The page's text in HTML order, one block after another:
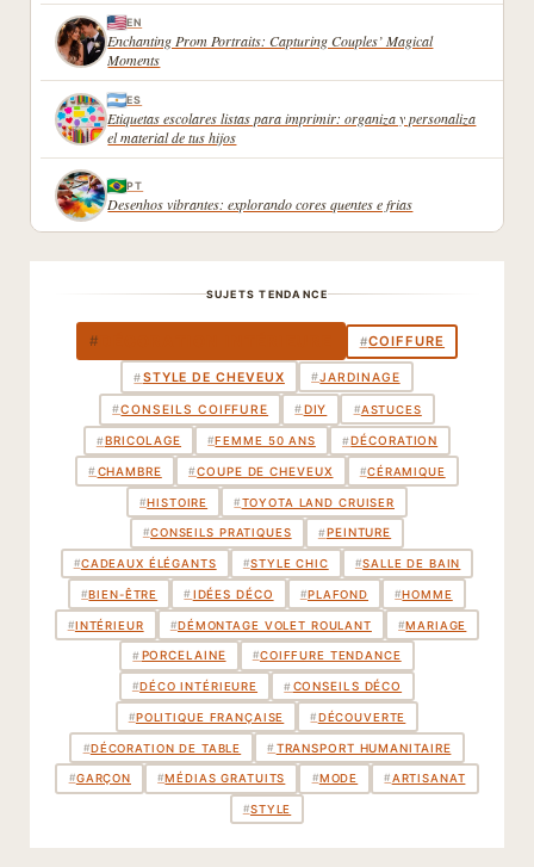
EN
Enchanting Prom Portraits: Capturing Couples’ Magical
Moments
ES
Etiquetas escolares listas para imprimir: organiza y personaliza
el material de tus hijos
PT
Desenhos vibrantes: explorando cores quentes e frias
SUJETS TENDANCE
# #COIFFURE
#STYLE DE CHEVEUX #JARDINAGE
#CONSEILS COIFFURE #DIY #ASTUCES
#BRICOLAGE #FEMME 50 ANS #DÉCORATION
#CHAMBRE #COUPE DE CHEVEUX #CÉRAMIQUE
#HISTOIRE # TOYOTA LAND CRUISER
#CONSEILS PRATIQUES #PEINTURE
#CADEAUX ÉLÉGANTS #STYLE CHIC #SALLE DE BAIN
#BIEN-ÊTRE #IDÉES DÉCO #PLAFOND #HOMME
#INTÉRIEUR #DÉMONTAGE VOLET ROULANT #MARIAGE
#PORCELAINE #COIFFURE TENDANCE
#DÉCO INTÉRIEURE #CONSEILS DÉCO
#POLITIQUE FRANÇAISE # DÉCOUVERTE
#DÉCORATION DE TABLE #TRANSPORT HUMANITAIRE
#GARÇON #MÉDIAS GRATUITS #MODE # ARTISANAT
#STYLE